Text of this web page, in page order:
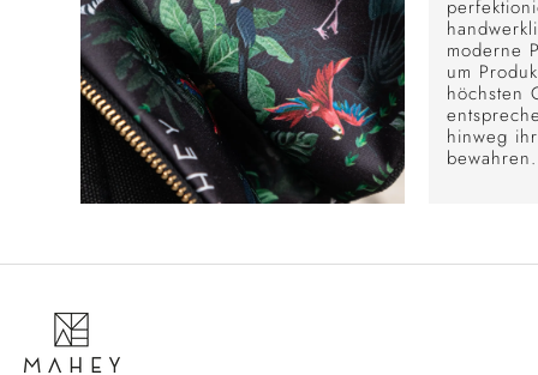
moderne
um
höchsten
hinweg
bewahren.